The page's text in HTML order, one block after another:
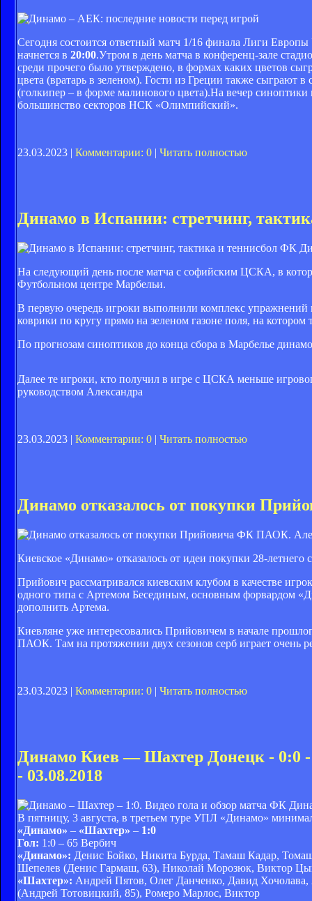
Сегодня состоится ответный матч 1/16 финала Лиги
начнется в 20:00.Утром в день матча в конференц-зале
среди прочего было утверждено, в формах каких цветов
цвета (вратарь в зеленом). Гости из Греции также сыграют
(голкипер – в форме малинового цвета).На вечер
большинство секторов НСК «Олимпийский».
23.03.2023 | Комментарии: 0 | Читать полностью
Динамо в Испании: стретчинг,
ФК
На следующий день после матча с софийским ЦСКА, в
Футбольном центре Марбельи.
В первую очередь игроки выполнили комплекс упражнений
коврики по кругу прямо на зеленом газоне поля, на
По прогнозам синоптиков до конца сбора в Марбелье
Далее те игроки, кто получил в игре с ЦСКА меньше
руководством Александра
23.03.2023 | Комментарии: 0 | Читать полностью
Динамо отказалось от покупки
ФК ПАОК.
Киевское «Динамо» отказалось от идеи покупки 28-
Прийович рассматривался киевским клубом в качестве
одного типа с Артемом Бесединым, основным форвардом
дополнить Артема.
Киевляне уже интересовались Прийовичем в начале
ПАОК. Там на протяжении двух сезонов серб играет очень
23.03.2023 | Комментарии: 0 | Читать полностью
Динамо Киев — Шахтер Донецк - 0:0 -
- 03.08.2018
ФК
В пятницу, 3 августа, в третьем туре УПЛ «Динамо»
«Динамо» – «Шахтер» – 1:0
Гол: 1:0 – 65 Вербич
«Динамо»: Денис Бойко, Никита Бурда, Тамаш Кадар,
Шепелев (Денис Гармаш, 63), Николай Морозюк, Виктор
«Шахтер»: Андрей Пятов, Олег Данченко, Давид
(Андрей Тотовицкий, 85), Ромеро Марлос, Виктор